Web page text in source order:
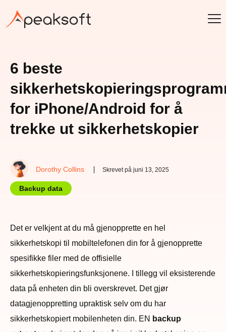
6 beste
for iPhone/Android for å
trekke ut sikkerhetskopier
Dorothy Collins Skrevet på juni 13, 2025
Backup data
Det er velkjent at du må gjenopprette en hel
sikkerhetskopi til mobiltelefonen din for å gjenopprette
spesifikke filer med de offisielle
sikkerhetskopieringsfunksjonene. I tillegg vil eksisterende
data på enheten din bli overskrevet. Det gjør
datagjenoppretting upraktisk selv om du har
sikkerhetskopiert mobilenheten din. EN backup